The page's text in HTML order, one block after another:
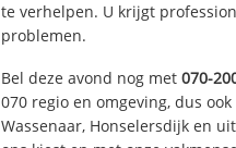
te verhelpen. U krijgt
problemen.
Bel deze avond nog met 070-
070 regio en omgeving, dus
Wassenaar, Honselersdijk en